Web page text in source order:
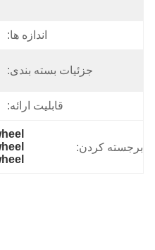
اندازه ها:
جزئیات بسته بندی:
قابلیت ارائه:
برجسته کردن: